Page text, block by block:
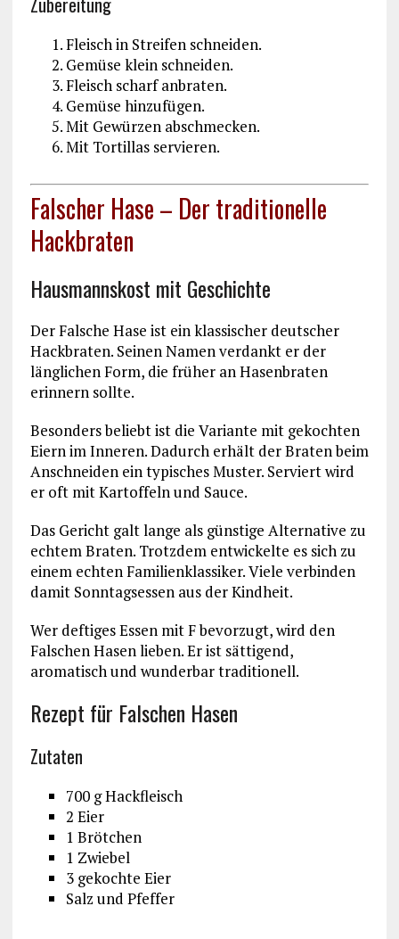
Fleisch in Streifen schneiden.
Gemüse klein schneiden.
Fleisch scharf anbraten.
Gemüse hinzufügen.
Mit Gewürzen abschmecken.
Mit Tortillas servieren.
Falscher Hase – Der traditionelle
Hackbraten
Hausmannskost mit Geschichte
Der Falsche Hase ist ein klassischer deutscher
Hackbraten. Seinen Namen verdankt er der
länglichen Form, die früher an Hasenbraten
erinnern sollte.
Besonders beliebt ist die Variante mit gekochten
Eiern im Inneren. Dadurch erhält der Braten beim
Anschneiden ein typisches Muster. Serviert wird
er oft mit Kartoffeln und Sauce.
Das Gericht galt lange als günstige Alternative zu
echtem Braten. Trotzdem entwickelte es sich zu
einem echten Familienklassiker. Viele verbinden
damit Sonntagsessen aus der Kindheit.
Wer deftiges Essen mit F bevorzugt, wird den
Falschen Hasen lieben. Er ist sättigend,
aromatisch und wunderbar traditionell.
Rezept für Falschen Hasen
Zutaten
700 g Hackfleisch
2 Eier
1 Brötchen
1 Zwiebel
3 gekochte Eier
Salz und Pfeffer